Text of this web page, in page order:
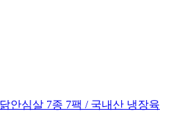
안심살 7종 7팩 / 국내산 냉장육